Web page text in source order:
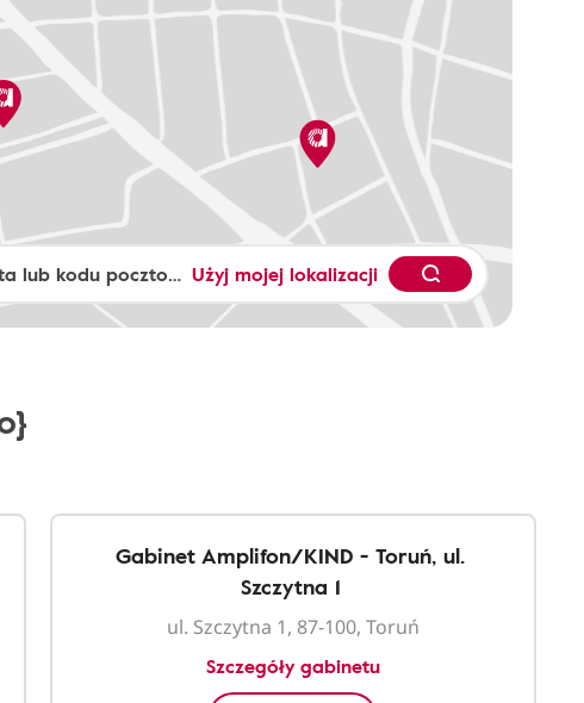
Użyj mojej lokalizacji
Gabinet Amplifon/KIND - Toruń, ul.
Szczytna 1
ul. Szczytna 1, 87-100, Toruń
Szczegóły gabinetu